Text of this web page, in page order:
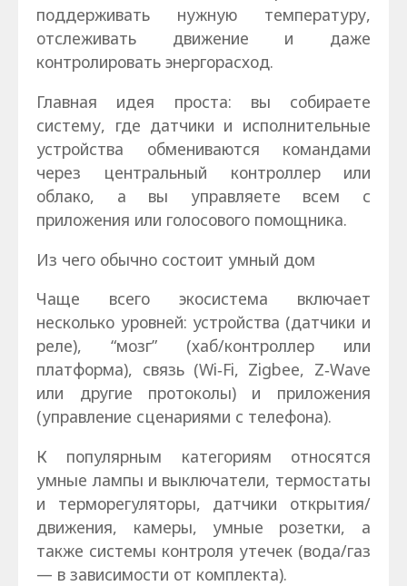
поддерживать нужную температуру,
отслеживать движение и даже
контролировать энергорасход.
Главная идея проста: вы собираете
систему, где датчики и исполнительные
устройства обмениваются командами
через центральный контроллер или
облако, а вы управляете всем с
приложения или голосового помощника.
Из чего обычно состоит умный дом
Чаще всего экосистема включает
несколько уровней: устройства (датчики и
реле), “мозг” (хаб/контроллер или
платформа), связь (Wi‑Fi, Zigbee, Z‑Wave
или другие протоколы) и приложения
(управление сценариями с телефона).
К популярным категориям относятся
умные лампы и выключатели, термостаты
и терморегуляторы, датчики открытия/
движения, камеры, умные розетки, а
также системы контроля утечек (вода/газ
— в зависимости от комплекта).